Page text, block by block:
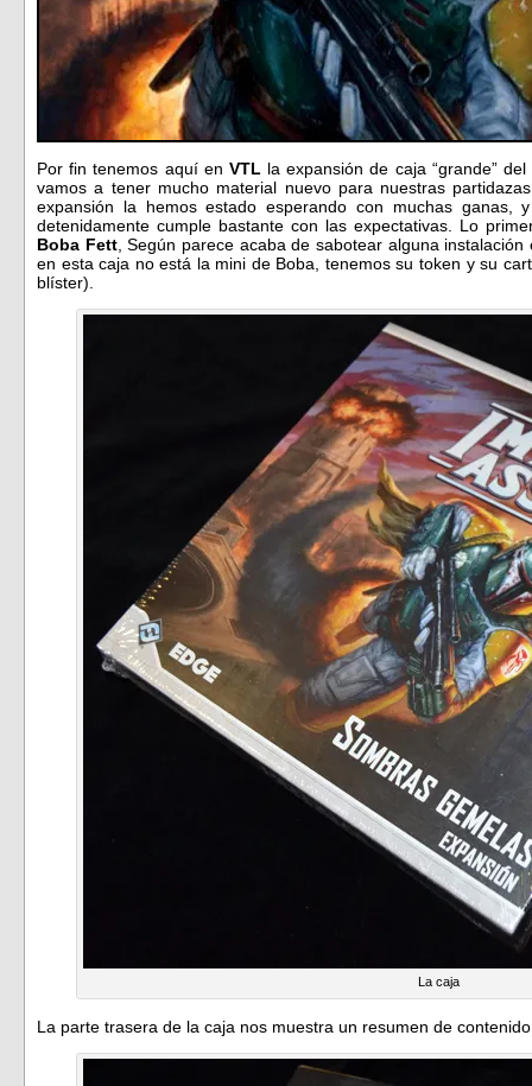
Por fin tenemos aquí en VTL la expansión de caja “grande” del
vamos a tener mucho material nuevo para nuestras
expansión la hemos estado esperando con muchas
detenidamente cumple bastante con las expectativas. Lo
Boba Fett, Según parece acaba de sabotear alguna
en esta caja no está la mini de Boba, tenemos su token y su
blíster).
La caja
La parte trasera de la caja nos muestra un resumen de